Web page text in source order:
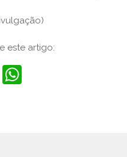
este artigo:
LinkedIn